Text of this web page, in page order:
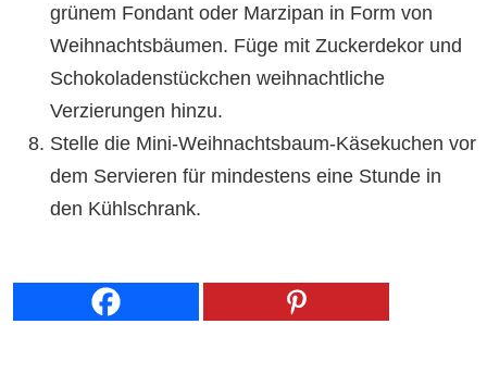
grünem Fondant oder Marzipan in Form von
Weihnachtsbäumen. Füge mit Zuckerdekor und
Schokoladenstückchen weihnachtliche
Verzierungen hinzu.
Stelle die Mini-Weihnachtsbaum-Käsekuchen vor
dem Servieren für mindestens eine Stunde in
den Kühlschrank.